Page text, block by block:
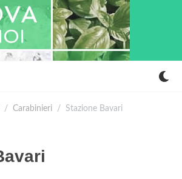
Carabinieri Stazione Bavari